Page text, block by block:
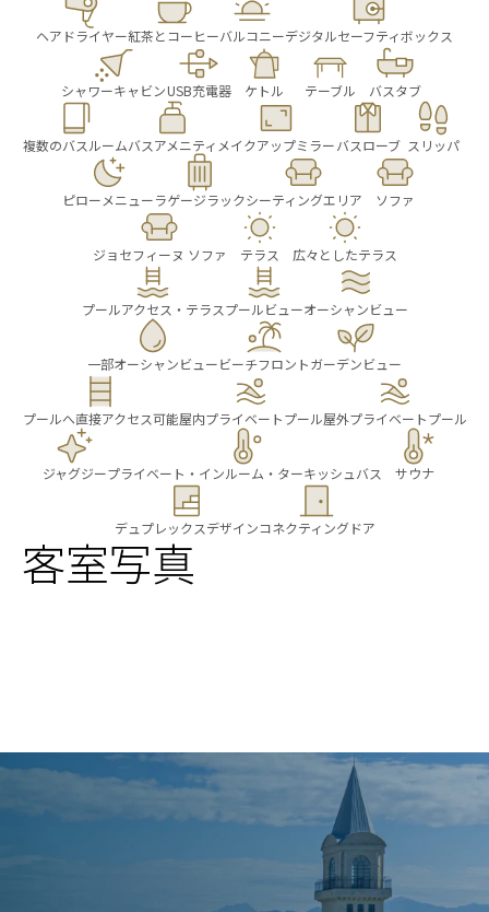
ヘアドライヤー紅茶とコーヒーバルコニーデジタルセーフティボックス
シャワーキャビンUSB充電器 ケトル テーブル バスタブ
複数のバスルームバスアメニティ メイクアップミラーバスローブ スリッパ
ピローメニューラゲージラックシーティングエリア ソファ
ジョセフィーヌ ソファ テラス 広々としたテラス
プールアクセス・テラスプールビューオーシャンビュー
一部オーシャンビュービーチフロントガーデンビュー
プールへ直接アクセス可能屋内プライベートプール屋外プライベートプール
ジャグジープライベート・インルーム・ターキッシュバス サウナ
デュプレックスデザインコネクティングドア
客室写真